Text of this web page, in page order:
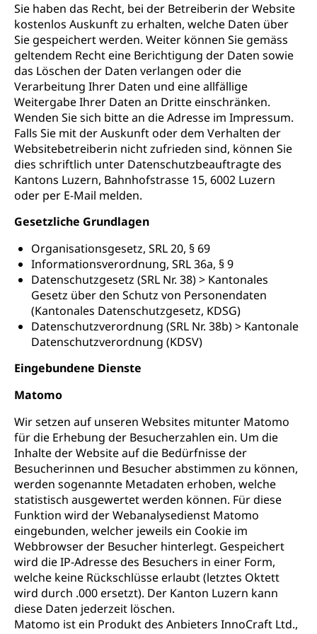
Sie haben das Recht, bei der Betreiberin der Website
kostenlos Auskunft zu erhalten, welche Daten über
Sie gespeichert werden. Weiter können Sie gemäss
geltendem Recht eine Berichtigung der Daten sowie
das Löschen der Daten verlangen oder die
Verarbeitung Ihrer Daten und eine allfällige
Weitergabe Ihrer Daten an Dritte einschränken.
Wenden Sie sich bitte an die Adresse im Impressum.
Falls Sie mit der Auskunft oder dem Verhalten der
Websitebetreiberin nicht zufrieden sind, können Sie
dies schriftlich unter Datenschutzbeauftragte des
Kantons Luzern, Bahnhofstrasse 15, 6002 Luzern
oder per E-Mail melden.
Gesetzliche Grundlagen
Organisationsgesetz, SRL 20, § 69
Informationsverordnung, SRL 36a, § 9
Datenschutzgesetz (SRL Nr. 38) > Kantonales
Gesetz über den Schutz von Personendaten
(Kantonales Datenschutzgesetz, KDSG)
Datenschutzverordnung (SRL Nr. 38b) > Kantonale
Datenschutzverordnung (KDSV)
Eingebundene Dienste
Matomo
Wir setzen auf unseren Websites mitunter Matomo
für die Erhebung der Besucherzahlen ein. Um die
Inhalte der Website auf die Bedürfnisse der
Besucherinnen und Besucher abstimmen zu können,
werden sogenannte Metadaten erhoben, welche
statistisch ausgewertet werden können. Für diese
Funktion wird der Webanalysedienst Matomo
eingebunden, welcher jeweils ein Cookie im
Webbrowser der Besucher hinterlegt. Gespeichert
wird die IP-Adresse des Besuchers in einer Form,
welche keine Rückschlüsse erlaubt (letztes Oktett
wird durch .000 ersetzt). Der Kanton Luzern kann
diese Daten jederzeit löschen.
Matomo ist ein Produkt des Anbieters InnoCraft Ltd.,